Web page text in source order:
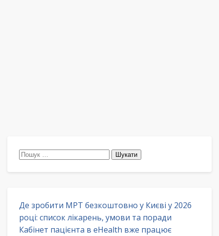
Пошук:
Де зробити МРТ безкоштовно у Києві у 2026
році: список лікарень, умови та поради
Кабінет пацієнта в eHealth вже працює